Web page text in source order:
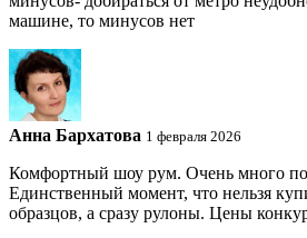
машине, то минусов нет
Анна Бархатова 1 февраля 2026
Комфортный шоу рум. Очень много
Единственный момент, что нельзя
образцов, а сразу рулоны. Цены